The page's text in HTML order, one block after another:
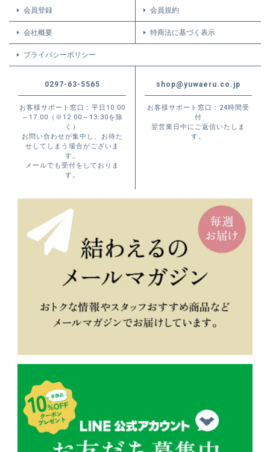
会員登録 会員規約
会社概要 特商法に基づく表示
プライバシーポリシー
0297-63-5565
お客様サポート窓口：平日10:00
～17:00（※12:00～13:30を除
く）
お問い合わせが集中し、お待た
せしてしまう場合がございま
す。
メールでも受付をしておりま
す。
shop@yuwaeru.co.jp
お客様サポート窓口：24時間受
付
翌営業日中にご返信いたしま
す。